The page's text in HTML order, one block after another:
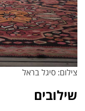
צילום: סיגל בראל
שילובים